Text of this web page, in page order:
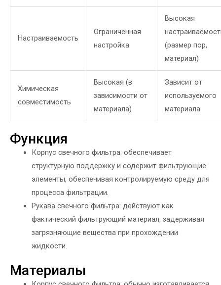
Настраиваемость
Ограниченная
настройка
Высокая
(размер пор,
материал)
Химическая
совместимость
Высокая (в
зависимости от
материала)
Зависит от
используемого
материала
Функция
Корпус свечного фильтра: обеспечивает
структурную поддержку и содержит фильтрующие
элементы, обеспечивая контролируемую среду для
процесса фильтрации.
Рукава свечного фильтра: действуют как
фактический фильтрующий материал, задерживая
загрязняющие вещества при прохождении
жидкости.
Материалы